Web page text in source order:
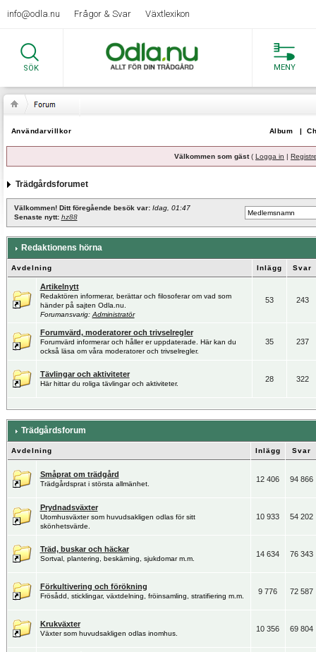
info@odla.nu Frågor & Svar Växtlexikon
SÖK MENY
Användarvillkor Album |
Välkommen som gäst( Logga in |
Trädgårdsforumet
Välkommen! Ditt föregående besök var: Idag, 01:47
Senaste nytt: hz88
Redaktionens hörna
Avdelning Inlägg Svar
Artikelnytt
Redaktören informerar, berättar och filosoferar om vad som
händer på sajten Odla.nu.
Forumansvarig: Administratör
53 243
Forumvärd, moderatorer och trivselregler
Forumvärd informerar och håller er uppdaterade. Här kan du
också läsa om våra moderatorer och trivselregler.
35 237
Tävlingar och aktiviteter
Här hittar du roliga tävlingar och aktiviteter.
28 322
Trädgårdsforum
Avdelning Inlägg Svar
Småprat om trädgård
Trädgårdsprat i största allmänhet.
12 406 94 866
Prydnadsväxter
Utomhusväxter som huvudsakligen odlas för sitt
skönhetsvärde.
10 933 54 202
Träd, buskar och häckar
Sortval, plantering, beskärning, sjukdomar m.m.
14 634 76 343
Förkultivering och förökning
Frösådd, sticklingar, växtdelning, fröinsamling, stratifiering m.m.
9 776 72 587
Krukväxter
Växter som huvudsakligen odlas inomhus.
10 356 69 804